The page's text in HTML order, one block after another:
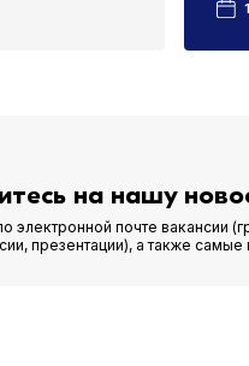
на нашу
почте вакансии
презентации), а также